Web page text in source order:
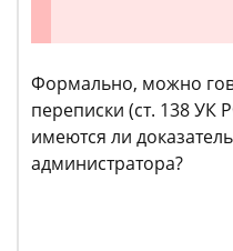
Формально, можно
переписки (ст. 138 УК
имеются ли
администратора?